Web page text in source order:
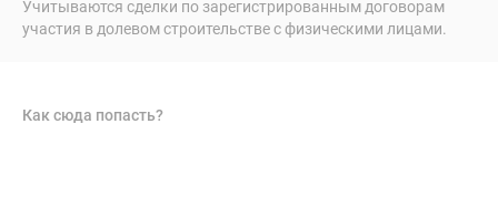
Учитываются сделки по зарегистрированным договорам
участия в долевом строительстве с физическими лицами.
Как сюда попасть?